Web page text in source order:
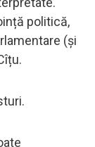
politică,
(și